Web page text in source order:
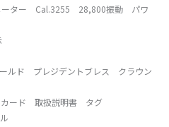
ーター Cal.3255 28,800振動 パワ
ールド プレジデントブレス クラウン
カード 取扱説明書 タグ